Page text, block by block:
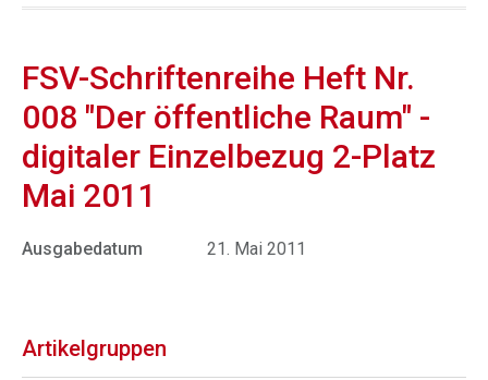
FSV-Schriftenreihe Heft Nr.
008 "Der öffentliche Raum" -
digitaler Einzelbezug 2-Platz
Mai 2011
Ausgabedatum 21. Mai 2011
Artikelgruppen